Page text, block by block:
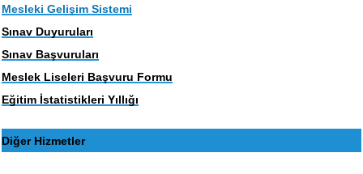
Mesleki Gelişim Sistemi
Sınav Duyuruları
Sınav Başvuruları
Meslek Liseleri Başvuru Formu
Eğitim İstatistikleri Yıllığı
Diğer Hizmetler